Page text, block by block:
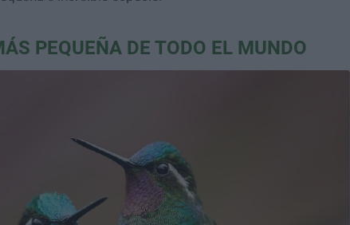
PEQUEÑA DE TODO EL MUNDO